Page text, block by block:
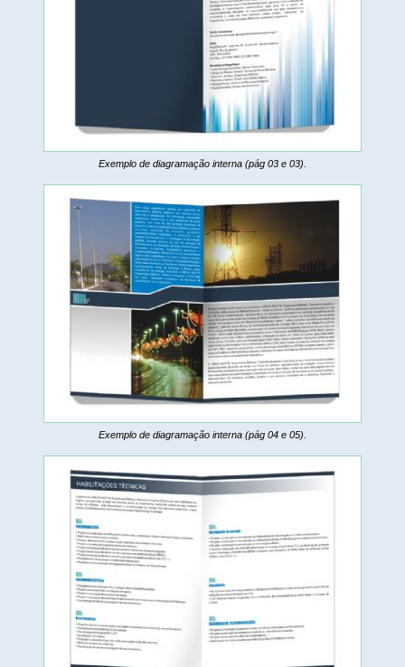
Exemplo de diagramação interna (pág 03 e 03).
Exemplo de diagramação interna (pág 04 e 05).